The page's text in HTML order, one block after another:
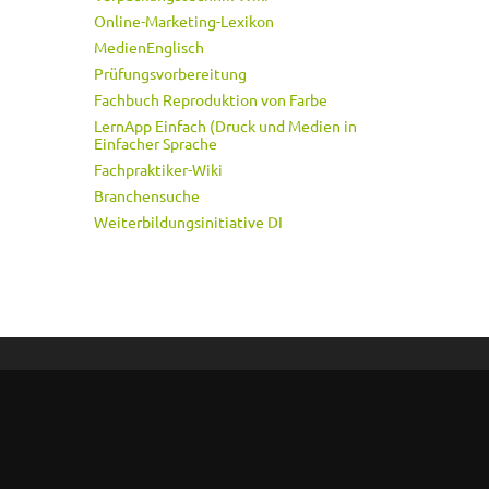
Online-Marketing-Lexikon
MedienEnglisch
Prüfungsvorbereitung
Fachbuch Reproduktion von Farbe
LernApp Einfach (Druck und Medien in
Einfacher Sprache
Fachpraktiker-Wiki
Branchensuche
Weiterbildungsinitiative DI